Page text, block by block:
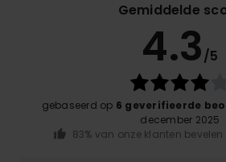
Gemiddelde
4.3/5
gebaseerd op 6 geverifieerde
december 2025
83% van onze klanten